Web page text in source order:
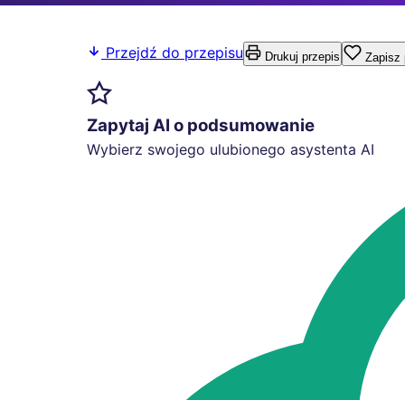
Przejdź do przepisu Drukuj przepis Zapisz
Zapytaj AI o podsumowanie
Wybierz swojego ulubionego asystenta AI